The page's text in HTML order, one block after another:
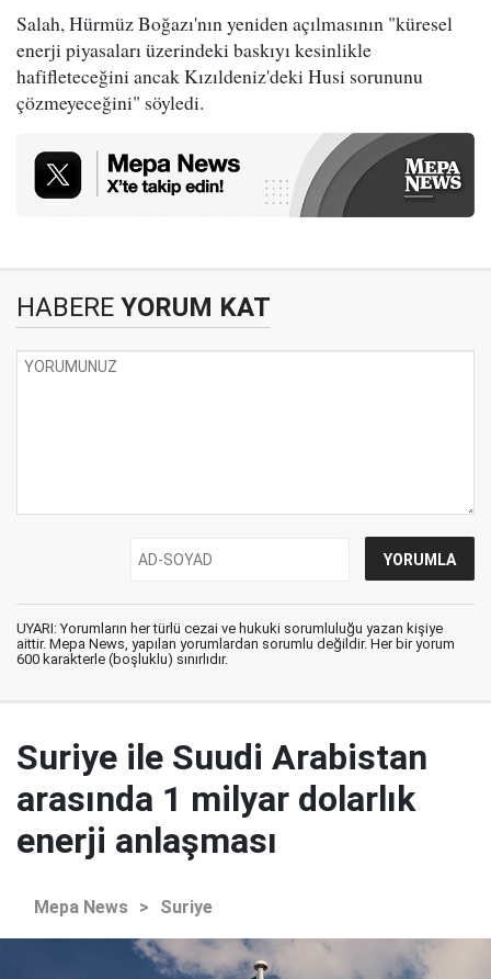
Salah, Hürmüz Boğazı'nın yeniden açılmasının "küresel
enerji piyasaları üzerindeki baskıyı kesinlikle
hafifleteceğini ancak Kızıldeniz'deki Husi sorununu
çözmeyeceğini" söyledi.
HABERE YORUM KAT
UYARI: Yorumların her türlü cezai ve hukuki sorumluluğu yazan kişiye
aittir. Mepa News, yapılan yorumlardan sorumlu değildir. Her bir yorum
600 karakterle (boşluklu) sınırlıdır.
Suriye ile Suudi Arabistan
arasında 1 milyar dolarlık
enerji anlaşması
Mepa News > Suriye